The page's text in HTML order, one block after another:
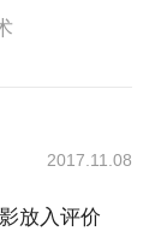
2017.11.08
放入评价